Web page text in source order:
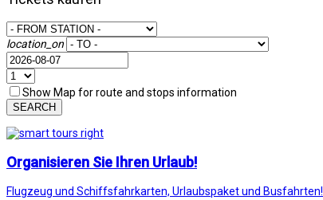
location_on
Show Map for route and stops information
SEARCH
Organisieren Sie Ihren Urlaub!
Flugzeug und Schiffsfahrkarten, Urlaubspaket und Busfahrten!